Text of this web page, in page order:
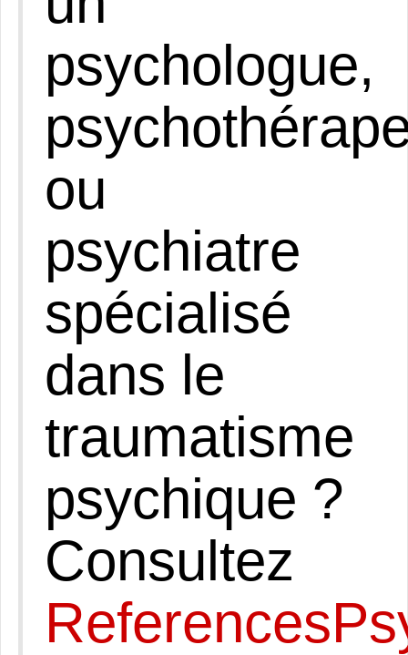
psychologue,
ou
psychiatre
spécialisé
dans le
traumatisme
psychique ?
Consultez